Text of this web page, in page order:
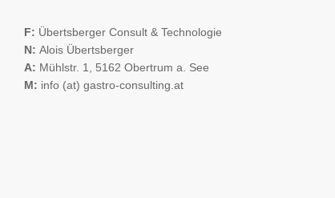
F: Übertsberger Consult & Technologie
N: Alois Übertsberger
A: Mühlstr. 1, 5162 Obertrum a. See
M: info (at) gastro-consulting.at